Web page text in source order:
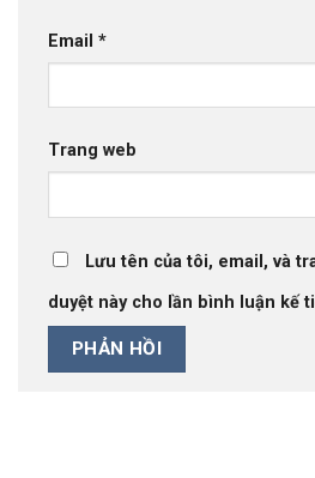
Email *
Trang web
Lưu tên của tôi, email, và
duyệt này cho lần bình luận kế